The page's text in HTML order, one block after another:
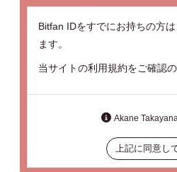
Bitfan IDをすでにお持ちの方
ます。
当サイトの利用規約をご確認
Akane
上記に同意し